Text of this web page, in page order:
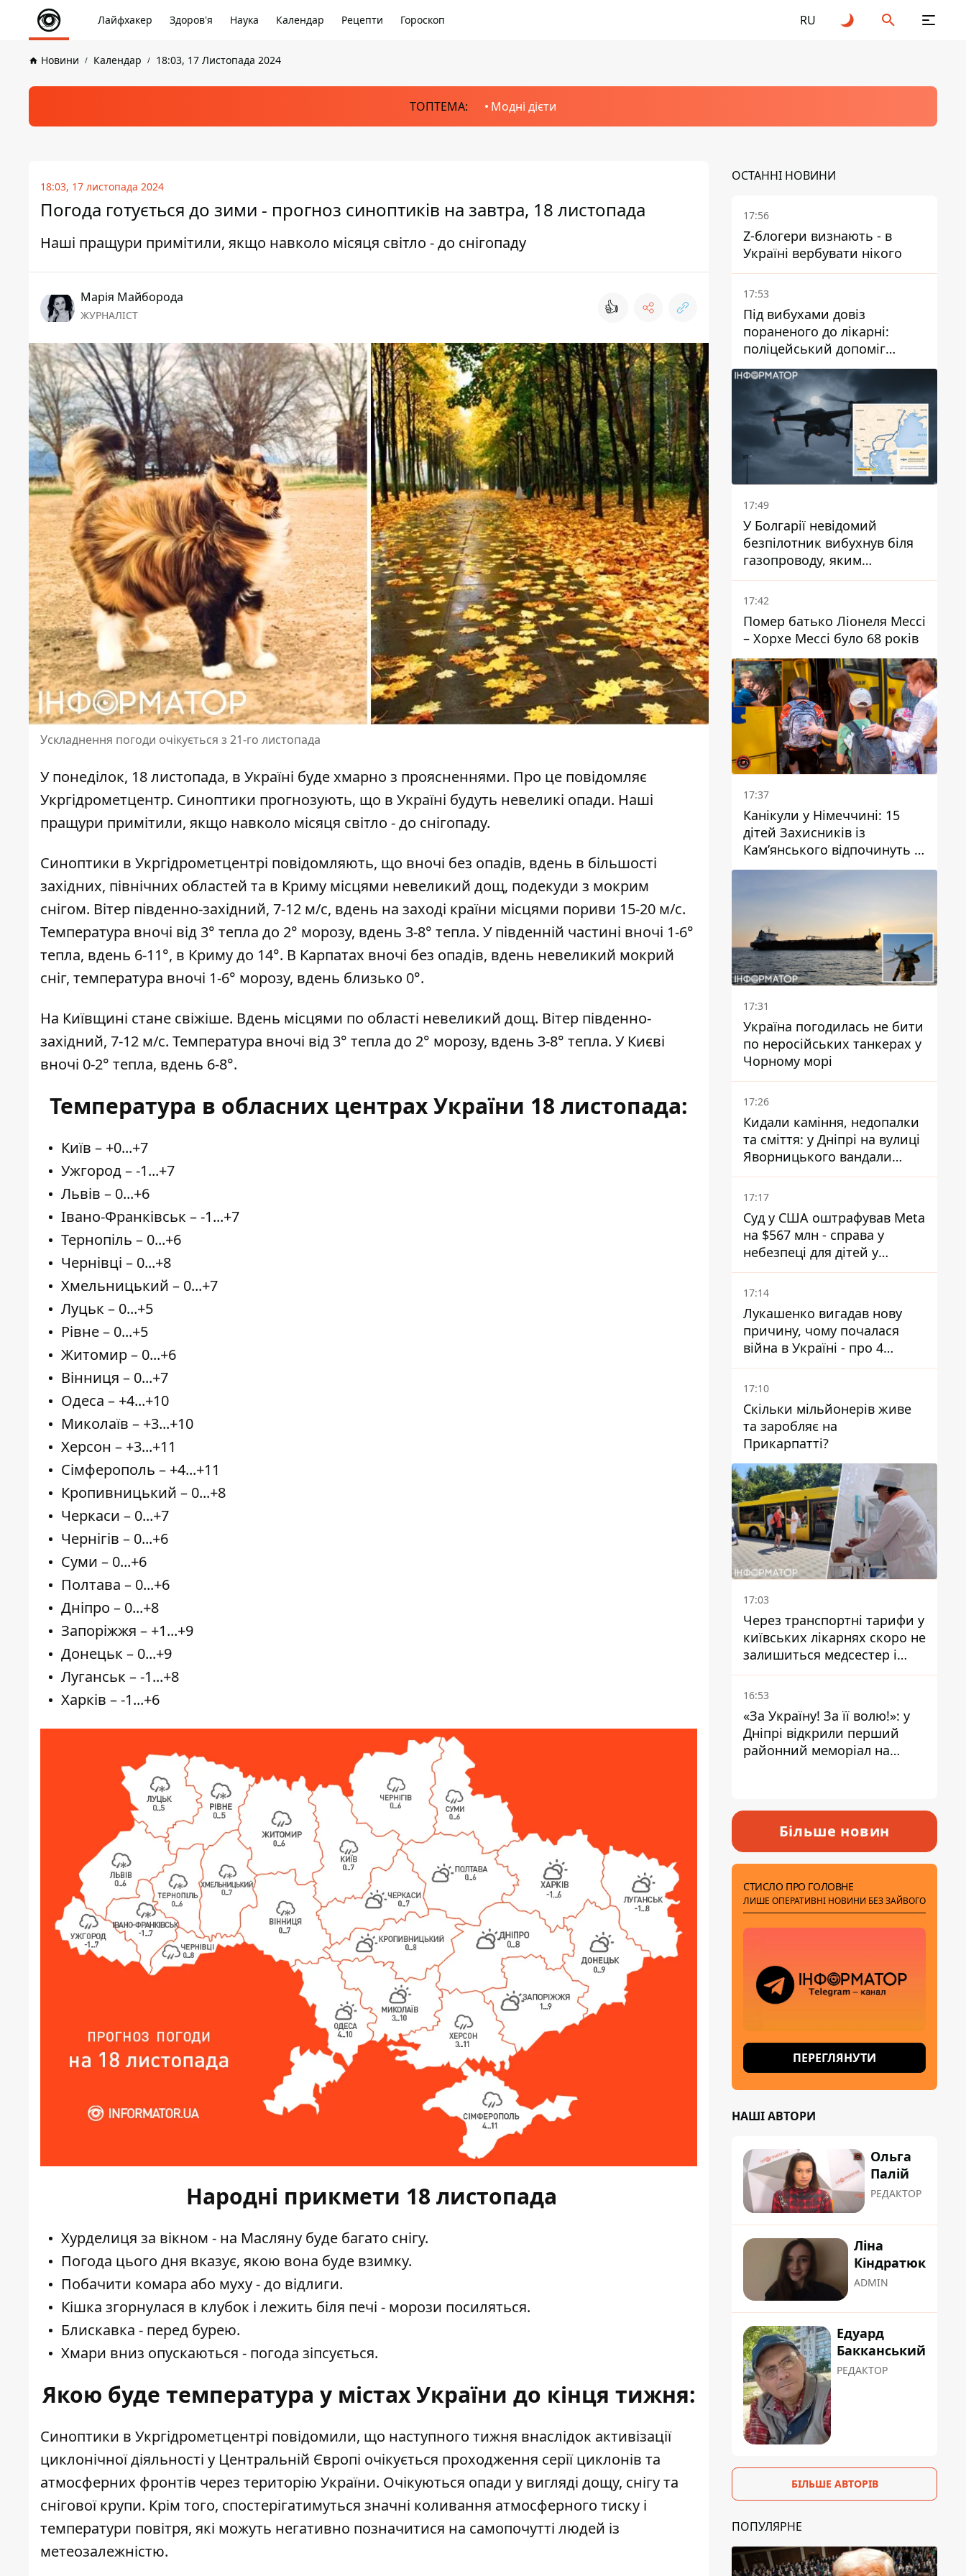
Лайфхакер Здоров'я Наука Календар Рецепти Гороскоп RU
Новини Календар 18:03, 17 Листопада 2024
ТОПТЕМА: Модні дієти
18:03, 17 листопада 2024
Погода готується до зими - прогноз синоптиків на завтра, 18 листопада
Наші пращури примітили, якщо навколо місяця світло - до снігопаду
Марія Майборода
ЖУРНАЛІСТ 👍
Ускладнення погоди очікується з 21-го листопада
У понеділок, 18 листопада, в Україні буде хмарно з проясненнями. Про це повідомляє
Укргідрометцентр. Синоптики прогнозують, що в Україні будуть невеликі опади. Наші
пращури примітили, якщо навколо місяця світло - до снігопаду.
Синоптики в Укргідрометцентрі повідомляють, що вночі без опадів, вдень в більшості
західних, північних областей та в Криму місцями невеликий дощ, подекуди з мокрим
снігом. Вітер південно-західний, 7-12 м/с, вдень на заході країни місцями пориви 15-20 м/с.
Температура вночі від 3° тепла до 2° морозу, вдень 3-8° тепла. У південній частині вночі 1-6°
тепла, вдень 6-11°, в Криму до 14°. В Карпатах вночі без опадів, вдень невеликий мокрий
сніг, температура вночі 1-6° морозу, вдень близько 0°.
На Київщині стане свіжіше. Вдень місцями по області невеликий дощ. Вітер південно-
західний, 7-12 м/с. Температура вночі від 3° тепла до 2° морозу, вдень 3-8° тепла. У Києві
вночі 0-2° тепла, вдень 6-8°.
Температура в обласних центрах України 18 листопада:
Київ – +0...+7
Ужгород – -1...+7
Львів – 0...+6
Івано-Франківськ – -1...+7
Тернопіль – 0...+6
Чернівці – 0...+8
Хмельницький – 0...+7
Луцьк – 0...+5
Рівне – 0...+5
Житомир – 0...+6
Вінниця – 0...+7
Одеса – +4...+10
Миколаїв – +3...+10
Херсон – +3...+11
Сімферополь – +4...+11
Кропивницький – 0...+8
Черкаси – 0...+7
Чернігів – 0...+6
Суми – 0...+6
Полтава – 0...+6
Дніпро – 0...+8
Запоріжжя – +1...+9
Донецьк – 0...+9
Луганськ – -1...+8
Харків – -1...+6
Народні прикмети 18 листопада
Хурделиця за вікном - на Масляну буде багато снігу.
Погода цього дня вказує, якою вона буде взимку.
Побачити комара або муху - до відлиги.
Кішка згорнулася в клубок і лежить біля печі - морози посиляться.
Блискавка - перед бурею.
Хмари вниз опускаються - погода зіпсується.
Якою буде температура у містах України до кінця тижня:
Синоптики в Укргідрометцентрі повідомили, що наступного тижня внаслідок активізації
циклонічної діяльності у Центральній Європі очікується проходження серії циклонів та
атмосферних фронтів через територію України. Очікуються опади у вигляді дощу, снігу та
снігової крупи. Крім того, спостерігатимуться значні коливання атмосферного тиску і
температури повітря, які можуть негативно позначитися на самопочутті людей із
метеозалежністю.
ОСТАННІ НОВИНИ
17:56
Z-блогери визнають - в
Україні вербувати нікого
17:53
Під вибухами довіз
пораненого до лікарні:
поліцейський допоміг
постраждалому після атаки
на Кам’янський район
17:49
У Болгарії невідомий
безпілотник вибухнув біля
газопроводу, яким
постачають газ до України
17:42
Помер батько Ліонеля Мессі
– Хорхе Мессі було 68 років
17:37
Канікули у Німеччині: 15
дітей Захисників із
Кам’янського відпочинуть у
Вупперталі
17:31
Україна погодилась не бити
по неросійських танкерах у
Чорному морі
17:26
Кидали каміння, недопалки
та сміття: у Дніпрі на вулиці
Яворницького вандали
пошкодили питні фонтани
17:17
Суд у США оштрафував Meta
на $567 млн - справа у
небезпеці для дітей у
соцмережах
17:14
Лукашенко вигадав нову
причину, чому почалася
війна в Україні - про 4
позиції не йдеться
17:10
Скільки мільйонерів живе
та заробляє на
Прикарпатті?
17:03
Через транспортні тарифи у
київських лікарнях скоро не
залишиться медсестер і
санітарок - професор
Голубовська
16:53
«За Україну! За її волю!»: у
Дніпрі відкрили перший
районний меморіал на
Більше новин
СТИСЛО ПРО ГОЛОВНЕ
ЛИШЕ ОПЕРАТИВНІ НОВИНИ БЕЗ ЗАЙВОГО
ПЕРЕГЛЯНУТИ
НАШІ АВТОРИ
Ольга
Палій
РЕДАКТОР
Ліна
Кіндратюк
ADMIN
Едуард
Бакканський
РЕДАКТОР
БІЛЬШЕ АВТОРІВ
ПОПУЛЯРНЕ